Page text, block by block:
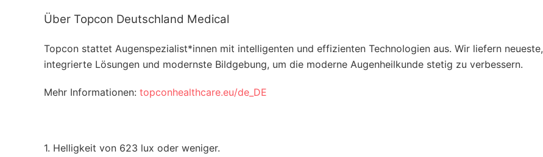
Über Topcon Deutschland Medical
Topcon stattet Augenspezialist*innen mit intelligenten und effizienten Technologien aus. Wir liefern neueste,
integrierte Lösungen und modernste Bildgebung, um die moderne Augenheilkunde stetig zu verbessern.
Mehr Informationen: topconhealthcare.eu/de_DE
1. Helligkeit von 623 lux oder weniger.